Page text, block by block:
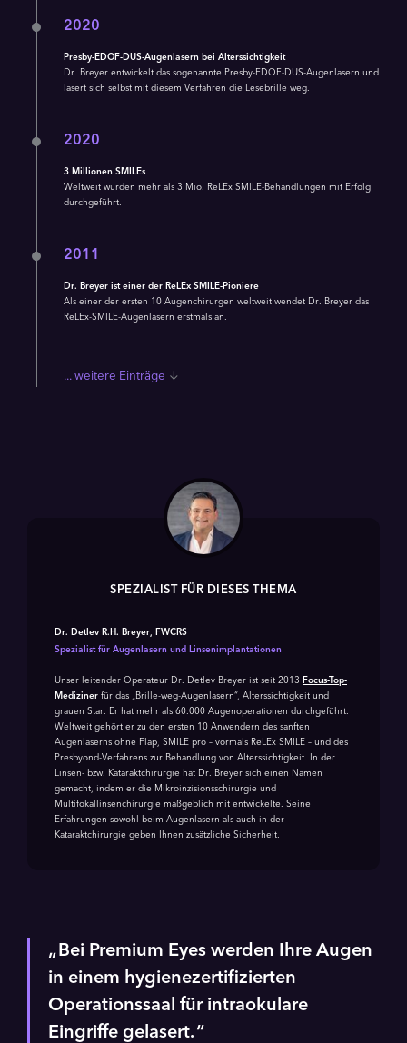
2020
Presby-EDOF-DUS-Augenlasern bei Alterssichtigkeit
Dr. Breyer entwickelt das sogenannte Presby-EDOF-DUS-Augenlasern und
lasert sich selbst mit diesem Verfahren die Lesebrille weg.
2020
3 Millionen SMILEs
Weltweit wurden mehr als 3 Mio. ReLEx SMILE-Behandlungen mit Erfolg
durchgeführt.
2011
Dr. Breyer ist einer der ReLEx SMILE-Pioniere
Als einer der ersten 10 Augenchirurgen weltweit wendet Dr. Breyer das
ReLEx-SMILE-Augenlasern erstmals an.
Einträge
SPEZIALIST FÜR DIESES THEMA
Dr. Detlev R.H. Breyer, FWCRS
Spezialist für Augenlasern und Linsenimplantationen
Unser leitender Operateur Dr. Detlev Breyer ist seit 2013 Focus-Top-
Mediziner für das „Brille-weg-Augenlasern“, Alterssichtigkeit und
grauen Star. Er hat mehr als 60.000 Augenoperationen durch­geführt.
Weltweit gehört er zu den ersten 10 Anwendern des sanften
Augenlaserns ohne Flap, SMILE pro – vormals ReLEx SMILE – und des
Presbyond-Verfahrens zur Behandlung von Alters­sichtigkeit. In der
Linsen- bzw. Kataraktchirurgie hat Dr. Breyer sich einen Namen
gemacht, indem er die Mikroinzisionsschirurgie und
Multifokallinsenchirurgie maßgeblich mit entwickelte. Seine
Erfahrungen sowohl beim Augenlasern als auch in der
Kataraktchirurgie geben Ihnen zusätzliche Sicherheit.
Bei Premium Eyes werden Ihre Augen
in einem hygiene­zertifizierten
Operationssaal für intraokulare
Eingriffe gelasert.